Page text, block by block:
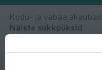
Kodu- ja vabaajakaubad
Naiste sukkpüksid